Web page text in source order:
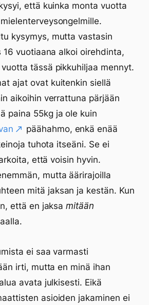
että kuinka monta vuotta
kysymys, mutta vastasin
vuotiaana alkoi oirehdinta,
tässä pikkuhiljaa mennyt.
ajat ovat kuitenkin siellä
aikoihin verrattuna pärjään
paina 55kg ja ole kuin
päähahmo, enkä enää
tuhota itseäni. Se ei
että voisin hyvin.
mutta äärirajoilla
mitä jaksan ja kestän. Kun
että en jaksamitään
ei saa varmasti
irti, mutta en minä ihan
avata julkisesti. Eikä
asioiden jakaminen ei